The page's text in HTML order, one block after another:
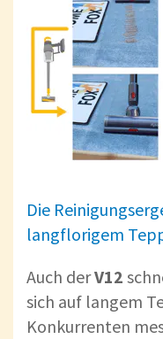
Die
langflorigem
Auch derV12
sich auf langem
Konkurrenten